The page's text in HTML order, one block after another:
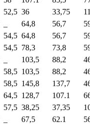
52,5 36 33,75
64,8 56,7
54,5 64,8 56,7
54,5 78,3 73,8
103,5 88,2
58,5 103,5 88,2
58,5 145,8 137,7
64,5 128,7 107.1
57,5 38,25 37,35
67,5 62.1